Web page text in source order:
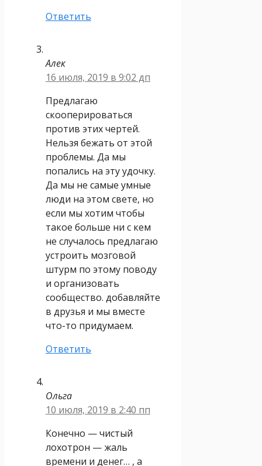
Ответить
Алек
16 июля, 2019 в 9:02 дп
Предлагаю
скооперироваться
против этих чертей.
Нельзя бежать от этой
проблемы. Да мы
попались на эту удочку.
Да мы не самые умные
люди на этом свете, но
если мы хотим чтобы
такое больше ни с кем
не случалось предлагаю
устроить мозговой
штурм по этому поводу
и организовать
сообщество. добавляйте
в друзья и мы вместе
что-то придумаем.
Ответить
Ольга
10 июля, 2019 в 2:40 пп
Конечно — чистый
лохотрон — жаль
времени и денег… , а